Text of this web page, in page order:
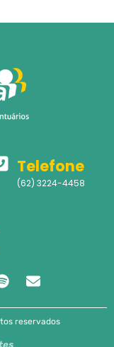
Telefone
(62) 3224-4458
reservados